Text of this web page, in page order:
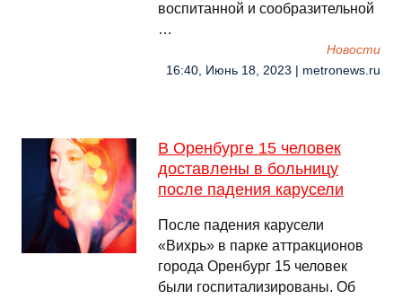
воспитанной и сообразительной
…
Новости
16:40, Июнь 18, 2023 | metronews.ru
В Оренбурге 15 человек
доставлены в больницу
после падения карусели
После падения карусели
«Вихрь» в парке аттракционов
города Оренбург 15 человек
были госпитализированы. Об